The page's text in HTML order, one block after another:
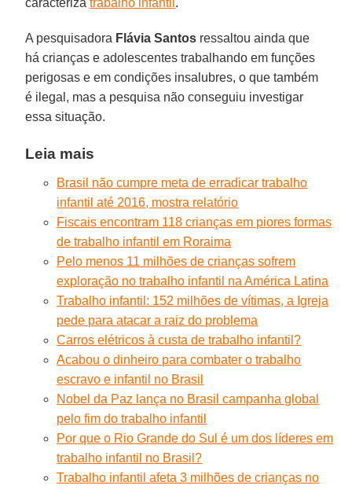
A pesquisadora Flávia Santos ressaltou ainda que
há crianças e adolescentes trabalhando em funções
perigosas e em condições insalubres, o que também
é ilegal, mas a pesquisa não conseguiu investigar
essa situação.
Leia mais
Brasil não cumpre meta de erradicar trabalho
infantil até 2016, mostra relatório
Fiscais encontram 118 crianças em piores formas
de trabalho infantil em Roraima
Pelo menos 11 milhões de crianças sofrem
exploração no trabalho infantil na América Latina
Trabalho infantil: 152 milhões de vítimas, a Igreja
pede para atacar a raiz do problema
Carros elétricos à custa de trabalho infantil?
Acabou o dinheiro para combater o trabalho
escravo e infantil no Brasil
Nobel da Paz lança no Brasil campanha global
pelo fim do trabalho infantil
Por que o Rio Grande do Sul é um dos líderes em
trabalho infantil no Brasil?
Trabalho infantil afeta 3 milhões de crianças no